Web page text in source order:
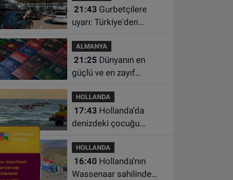
21:43
uyarı: Türkiye'den
geçiş ve trafik
borcunuzu kontrol edin
ALMANYA
21:25
güçlü ve en zayıf
HOLLANDA
17:43
denizdeki çocuğu
kadın hayatını yitirdi
HOLLANDA
16:40
Wassenaar sahilinde